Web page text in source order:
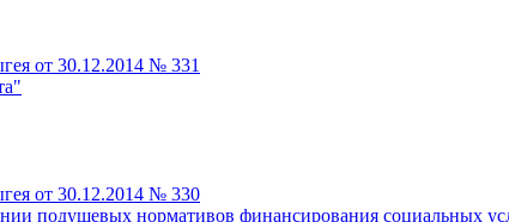
от 30.12.2014 № 331
от 30.12.2014 № 330
подушевых нормативов финансирования социальных